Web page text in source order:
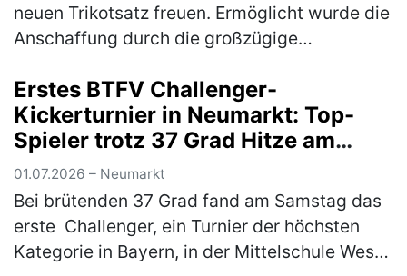
neuen Trikotsatz freuen. Ermöglicht wurde die
Anschaffung durch die großzügige
Firma Dess Transporte e. K., die si…
Erstes BTFV Challenger-
Kickerturnier in Neumarkt: Top-
Spieler trotz 37 Grad Hitze am
Start
01.07.2026 – Neumarkt
Bei brütenden 37 Grad fand am Samstag das
erste Challenger, ein Turnier der höchsten
Kategorie in Bayern, in der Mittelschule West